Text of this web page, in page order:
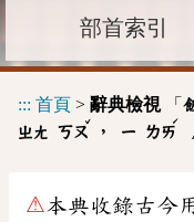
部首索引
::: 首頁 > 辭典檢視「
ㄓㄤ ㄎㄡ
ˇ
， ㄧ ㄌㄞ
ˊ
⚠本典收錄古今